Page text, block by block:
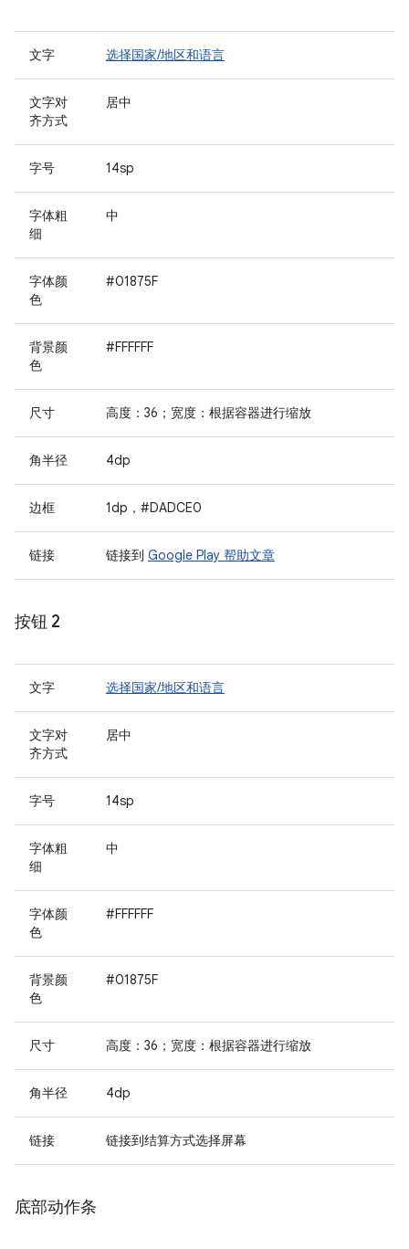
文字 选择国家/地区和语言
文字对
齐方式
居中
字号 14sp
字体粗
细
中
字体颜
色
#01875F
背景颜
色
#FFFFFF
尺寸 高度：36；宽度：根据容器进行缩放
角半径 4dp
边框 1dp，#DADCE0
链接 链接到 Google Play 帮助文章
按钮 2
文字 选择国家/地区和语言
文字对
齐方式
居中
字号 14sp
字体粗
细
中
字体颜
色
#FFFFFF
背景颜
色
#01875F
尺寸 高度：36；宽度：根据容器进行缩放
角半径 4dp
链接 链接到结算方式选择屏幕
底部动作条